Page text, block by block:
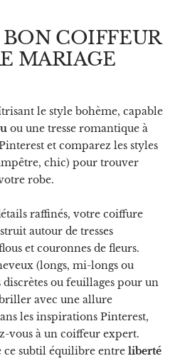
COIFFEUR
MARIAGE
le style bohème, capable
ou une tresse romantique à
et comparez les styles
chic) pour trouver
robe.
raffinés, votre coiffure
autour de tresses
et couronnes de fleurs.
(longs, mi-longs ou
discrètes ou feuillages pour un
avec une allure
les inspirations Pinterest,
vous à un coiffeur expert.
subtil équilibre entre liberté